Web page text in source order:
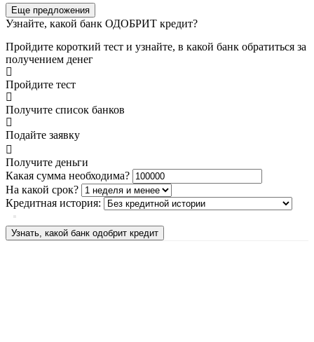
Еще предложения
Узнайте, какой банк ОДОБРИТ кредит?
Пройдите короткий тест и узнайте, в какой банк обратиться за
получением денег
Пройдите тест
Получите список банков
Подайте заявку
Получите деньги
Какая сумма необходима?
На какой срок?
Кредитная история:
Узнать, какой банк одобрит кредит